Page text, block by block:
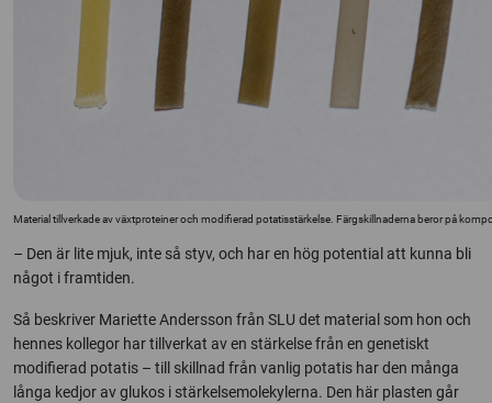
Material tillverkade av växtproteiner och modifierad potatisstärkelse. Färgskillnaderna beror på
– Den är lite mjuk, inte så styv, och har en hög potential att kunna bli
något i framtiden.
Så beskriver Mariette Andersson från SLU det material som hon och
hennes kollegor har tillverkat av en stärkelse från en genetiskt
modifierad potatis – till skillnad från vanlig potatis har den många
långa kedjor av glukos i stärkelsemolekylerna. Den här plasten går